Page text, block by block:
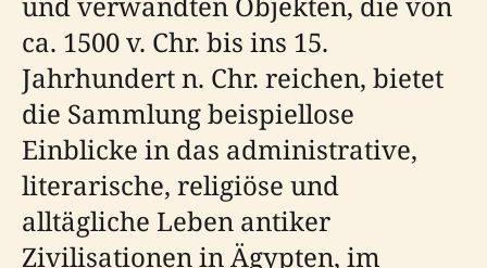
ca. 1500 v. Chr. bis ins 15.
Jahrhundert n. Chr. reichen, bietet
die Sammlung beispiellose
Einblicke in das administrative,
literarische, religiöse und
alltägliche Leben antiker
Zivilisationen in Ägypten, im